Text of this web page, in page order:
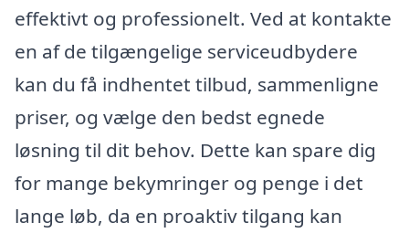
effektivt og professionelt. Ved at kontakte
en af de tilgængelige serviceudbydere
kan du få indhentet tilbud, sammenligne
priser, og vælge den bedst egnede
løsning til dit behov. Dette kan spare dig
for mange bekymringer og penge i det
lange løb, da en proaktiv tilgang kan